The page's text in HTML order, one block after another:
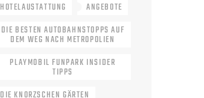
HOTELAUSTATTUNG
ANGEBOTE
DIE BESTEN AUTOBAHNSTOPPS AUF
DEM WEG NACH METROPOLIEN
PLAYMOBIL FUNPARK INSIDER
TIPPS